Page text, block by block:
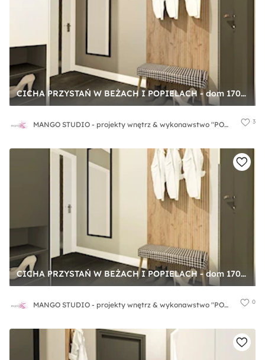
CICHA PRZYSTAŃ W BEŻACH I POPIELACH - dom 170m2 - Duży z wieszakiem szary hol / przedpokój, styl nowoczesny - zdjęcie od MANGO STUDIO - projekty wnętrz & wykonawstwo "POD KLUCZ" - ZASTĘPSTWO INWESTORSKIE - projekty wnętrz HoReCa - konsultacje
MANGO STUDIO - projekty wnętrz & wykonawstwo "POD KLUCZ" - ZASTĘPSTWO INWESTORSKIE - projekty wnętrz HoReCa - konsultacje 3
CICHA PRZYSTAŃ W BEŻACH I POPIELACH - dom 170m2 - Hol / przedpokój, styl nowoczesny - zdjęcie od MANGO STUDIO - projekty wnętrz & wykonawstwo "POD KLUCZ" - ZASTĘPSTWO INWESTORSKIE - projekty wnętrz HoReCa - konsultacje
MANGO STUDIO - projekty wnętrz & wykonawstwo "POD KLUCZ" - ZASTĘPSTWO INWESTORSKIE - projekty wnętrz HoReCa - konsultacje 0